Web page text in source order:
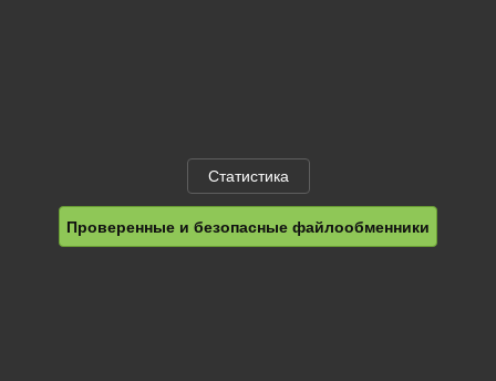
Статистика
Проверенные и безопасные файлообменники